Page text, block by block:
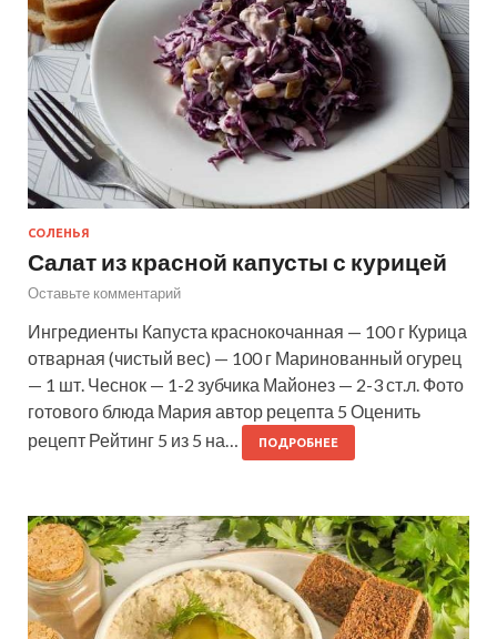
СОЛЕНЬЯ
Салат из красной капусты с курицей
Оставьте комментарий
Ингредиенты Капуста краснокочанная — 100 г Курица
отварная (чистый вес) — 100 г Маринованный огурец
— 1 шт. Чеснок — 1-2 зубчика Майонез — 2-3 ст.л. Фото
готового блюда Мария автор рецепта 5 Оценить
рецепт Рейтинг 5 из 5 на…
ПОДРОБНЕЕ